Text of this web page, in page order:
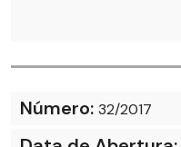
Número: 32/2017